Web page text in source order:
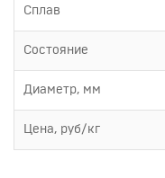
Сплав
Состояние
Диаметр, мм
Цена, руб/кг